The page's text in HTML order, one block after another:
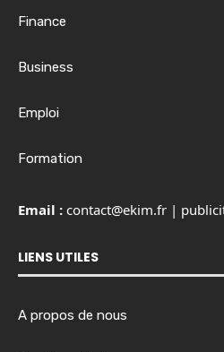
Finance
Business
Emploi
Formation
Email : contact@ekim.fr |
LIENS UTILES
A propos de nous